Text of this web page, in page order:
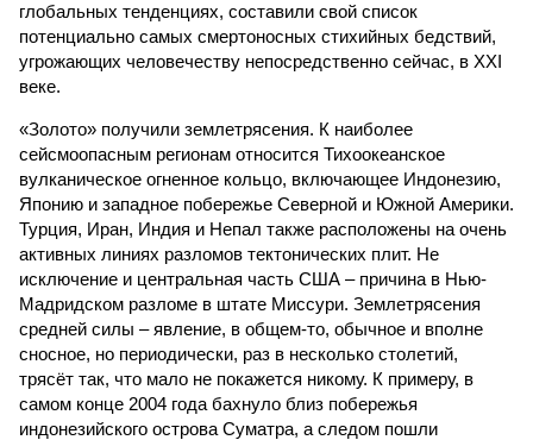
глобальных тенденциях, составили свой список
потенциально самых смертоносных стихийных бедствий,
угрожающих человечеству непосредственно сейчас, в XXI
веке.
«Золото» получили землетрясения. К наиболее
сейсмоопасным регионам относится Тихоокеанское
вулканическое огненное кольцо, включающее Индонезию,
Японию и западное побережье Северной и Южной Америки.
Турция, Иран, Индия и Непал также расположены на очень
активных линиях разломов тектонических плит. Не
исключение и центральная часть США – причина в Нью-
Мадридском разломе в штате Миссури. Землетрясения
средней силы – явление, в общем-то, обычное и вполне
сносное, но периодически, раз в несколько столетий,
трясёт так, что мало не покажется никому. К примеру, в
самом конце 2004 года бахнуло близ побережья
индонезийского острова Суматра, а следом пошли